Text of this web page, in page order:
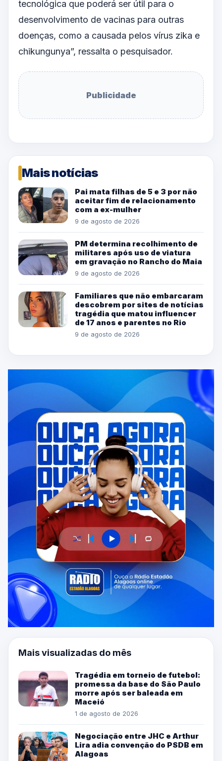
tecnológica que poderá ser útil para o
desenvolvimento de vacinas para outras
doenças, como a causada pelos vírus zika e
chikungunya”, ressalta o pesquisador.
Publicidade
Mais notícias
Pai mata filhas de 5 e 3 por não
aceitar fim de relacionamento
com a ex-mulher
9 de agosto de 2026
PM determina recolhimento de
militares após uso de viatura
em gravação no Rancho do Maia
9 de agosto de 2026
Familiares que não embarcaram
descobrem por sites de notícias
tragédia que matou influencer
de 17 anos e parentes no Rio
9 de agosto de 2026
Mais visualizadas do mês
Tragédia em torneio de futebol:
promessa da base do São Paulo
morre após ser baleada em
Maceió
1 de agosto de 2026
Negociação entre JHC e Arthur
Lira adia convenção do PSDB em
Alagoas